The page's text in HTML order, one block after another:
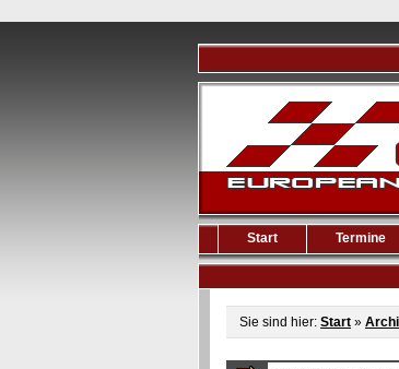
Start Termine
Sie sind hier: Start »